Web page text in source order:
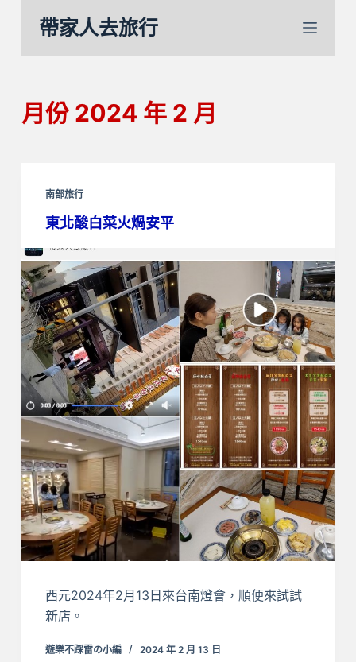
內
容
帶家人去旅行
月份2024 年 2 月
南部旅行
東北酸白菜火煱安平
西元2024年2月13日來台南燈會，順便來試試
新店。
遊樂不踩雷の小編 2024 年 2 月 13 日